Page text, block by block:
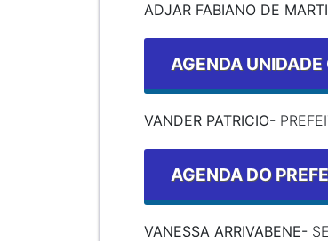
ADJAR FABIANO DE
AGENDA
VANDER PATRICIO-
AGENDA DO
VANESSA ARRIVABENE-